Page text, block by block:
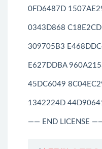
0FD6487D
0343D868
309705B3
E627DDBA
45DC6049
1342224D
—— END LICENSE